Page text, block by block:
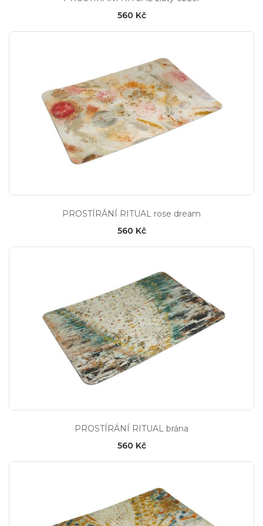
560 Kč
PROSTÍRÁNÍ RITUAL rose dream
560 Kč
PROSTÍRÁNÍ RITUAL brána
560 Kč